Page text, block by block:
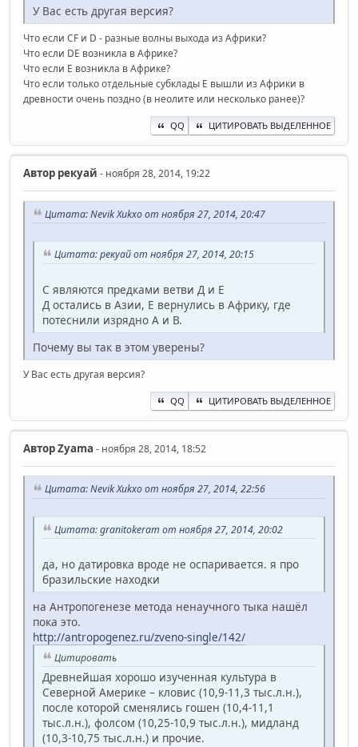
У Вас есть другая версия?
Что если CF и D - разные волны выхода из Африки?
Что если DE возникла в Африке?
Что если E возникла в Африке?
Что если только отдельные субклады E вышли из Африки в
древности очень поздно (в неолите или несколько ранее)?
QQ ЦИТИРОВАТЬ ВЫДЕЛЕННОЕ
Автор рекуай - ноября 28, 2014, 19:22
Цитата: Nevik Xukxo от ноября 27, 2014, 20:47
Цитата: рекуай от ноября 27, 2014, 20:15
С являются предками ветви Д и Е
Д остались в Азии, Е вернулись в Африку, где
потеснили изрядно А и В.
Почему вы так в этом уверены?
У Вас есть другая версия?
QQ ЦИТИРОВАТЬ ВЫДЕЛЕННОЕ
АвторZyama - ноября 28, 2014, 18:52
Цитата: Nevik Xukxo от ноября 27, 2014, 22:56
Цитата: granitokeram от ноября 27, 2014, 20:02
да, но датировка вроде не оспаривается. я про
бразильские находки
на Антропогенезе метода ненаучного тыка нашёл
пока это.
http://antropogenez.ru/zveno-single/142/
Цитировать
Древнейшая хорошо изученная культура в
Северной Америке – кловис (10,9-11,3 тыс.л.н.),
после которой сменялись гошен (10,4-11,1
тыс.л.н.), фолсом (10,25-10,9 тыс.л.н.), мидланд
(10,3-10,75 тыс.л.н.) и прочие.